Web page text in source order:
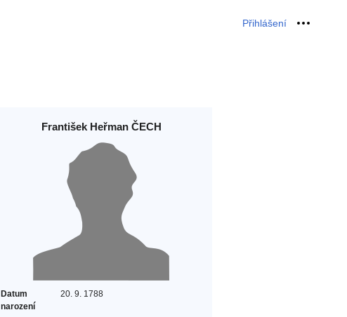
Přihlášení Osobní
František Heřman ČECH
Datum
narození
20. 9. 1788